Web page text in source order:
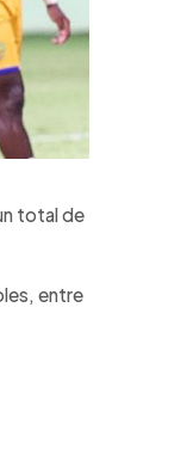
total de
entre